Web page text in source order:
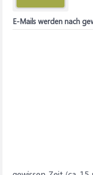
E-Mails werden nach